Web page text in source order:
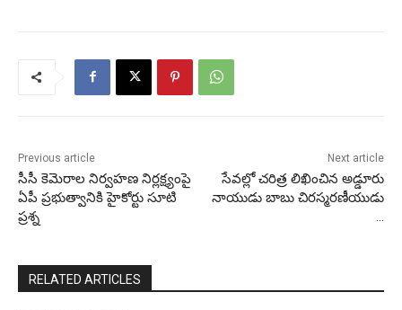
Previous article
సీసీ కెమెరాల నిర్వహణ నిర్లక్ష్యంపై
ఏపీ ప్రభుత్వానికి హైకోర్టు సూటి
ప్రశ్న
Next article
సేవల్లో చరిత్ర లిఖించిన అడ్డూరు
నాయుడు బాబు చిరస్మరణీయుడు
…
RELATED ARTICLES